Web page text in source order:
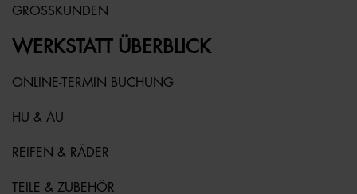
GROSSKUNDEN
WERKSTATT ÜBERBLICK
ONLINE-TERMIN BUCHUNG
HU & AU
REIFEN & RÄDER
TEILE & ZUBEHÖR